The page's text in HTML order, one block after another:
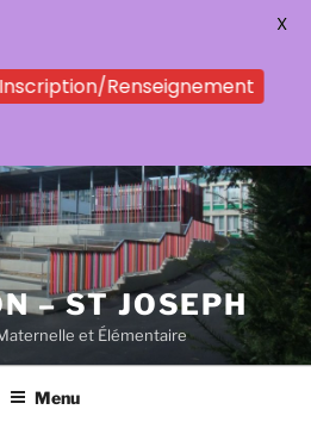
– ST JOSEPH
et Élémentaire
Menu
Inscription/Renseignement
X